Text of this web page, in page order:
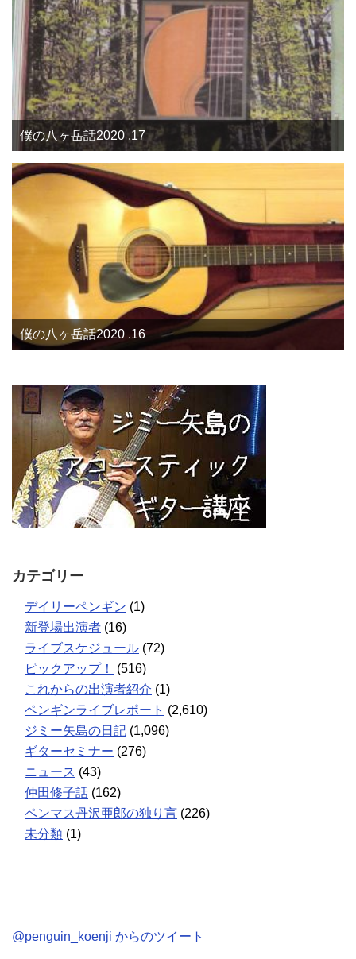
僕の八ヶ岳話2020 .17
僕の八ヶ岳話2020 .16
カテゴリー
デイリーペンギン (1)
新登場出演者 (16)
ライブスケジュール (72)
ピックアップ！
(516)
これからの出演者紹介 (1)
ペンギンライブレポート (2,610)
ジミー矢島の日記 (1,096)
ギターセミナー (276)
ニュース (43)
仲田修子話 (162)
ペンマス丹沢亜郎の独り言 (226)
未分類 (1)
@penguin_koenji からのツイート